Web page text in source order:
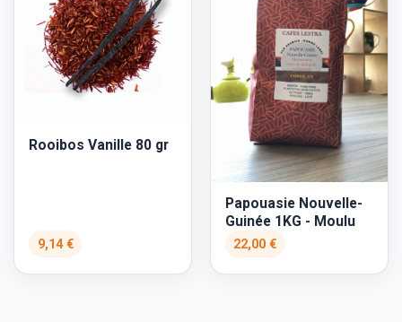
Rooibos Vanille 80 gr
9,14 €
Papouasie Nouvelle-
Guinée 1KG - Moulu
22,00 €